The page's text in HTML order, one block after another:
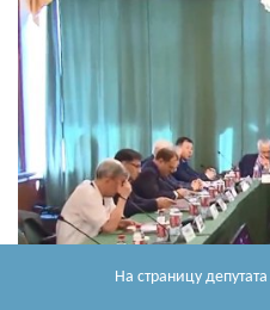
На страницу депутата